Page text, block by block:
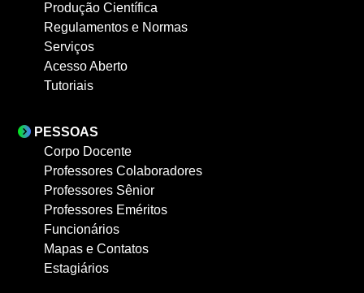
Produção Científica
Regulamentos e Normas
Serviços
Acesso Aberto
Tutoriais
PESSOAS
Corpo Docente
Professores Colaboradores
Professores Sênior
Professores Eméritos
Funcionários
Mapas e Contatos
Estagiários